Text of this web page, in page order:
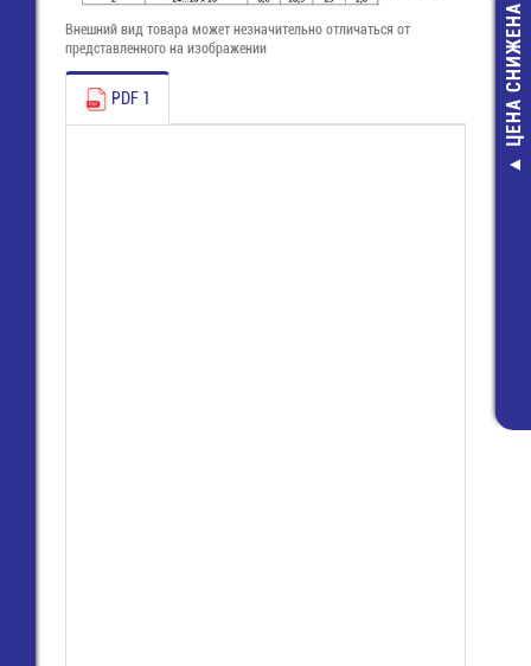
ЦЕНА СНИЖЕНА
Внешний вид товара может незначительно отличаться от
представленного на изображении
PDF 1